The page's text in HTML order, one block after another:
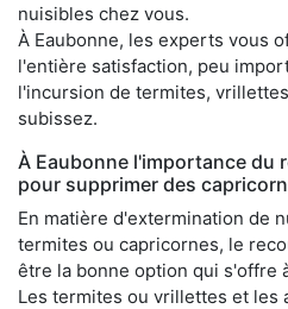
nuisibles chez vous.
À Eaubonne, les experts vous
l'entière satisfaction, peu
l'incursion de termites,
subissez.
À Eaubonne l'importance du
pour supprimer des
En matière d'extermination de
termites ou capricornes, le
être la bonne option qui s'offre
Les termites ou vrillettes et les